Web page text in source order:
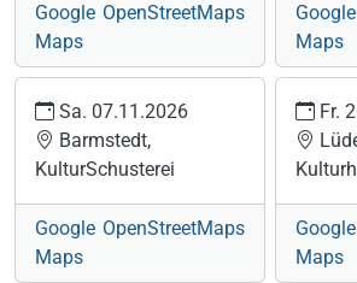
Google
Maps
OpenStreetMaps
Google
Maps
Sa. 07.11.2026
Barmstedt,
KulturSchusterei
Google
Maps
OpenStreetMaps
Fr.
Google
Maps